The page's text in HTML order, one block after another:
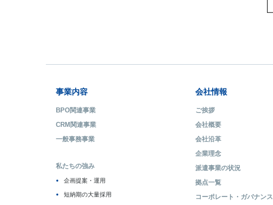
事業内容
BPO関連事業
CRM関連事業
一般事務事業
私たちの強み
企画提案・運用
短納期の大量採用
会社情報
ご挨拶
会社概要
会社沿革
企業理念
派遣事業の状況
拠点一覧
コーポレート・ガバナンス